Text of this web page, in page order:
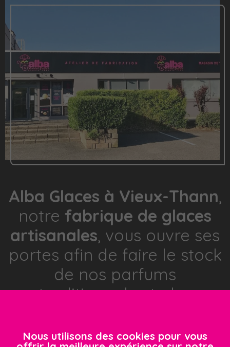
Alba Glaces à Vieux-Thann,
notre fabrique de glaces
artisanales, vous ouvre ses
portes afin de faire le stock
de nos parfums
traditionnels et plus
Notre boutique à Vieux-Thann offre une vaste
Nous utilisons des cookies pour vous